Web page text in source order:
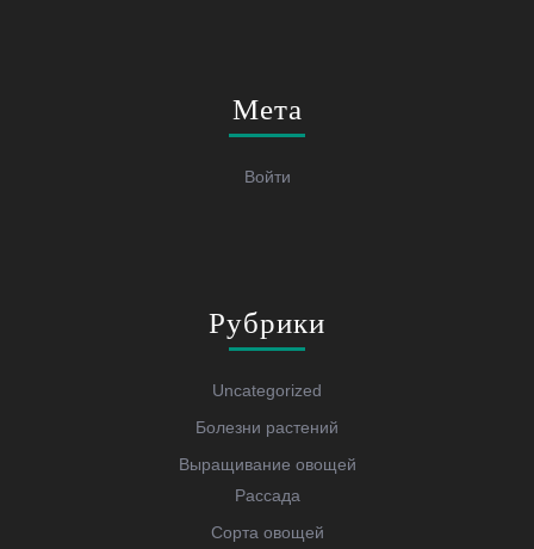
Мета
Войти
Рубрики
Uncategorized
Болезни растений
Выращивание овощей
Рассада
Сорта овощей